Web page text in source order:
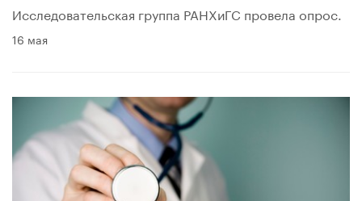
Исследовательская группа РАНХиГС провела опрос.
16 мая